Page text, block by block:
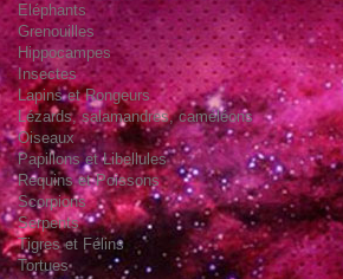
Eléphants
Grenouilles
Hippocampes
Insectes
Lapins et Rongeurs
Lézards, salamandres, caméléons
Oiseaux
Papillons et Libellules
Requins et Poissons
Scorpions
Serpents
Tigres et Félins
Tortues